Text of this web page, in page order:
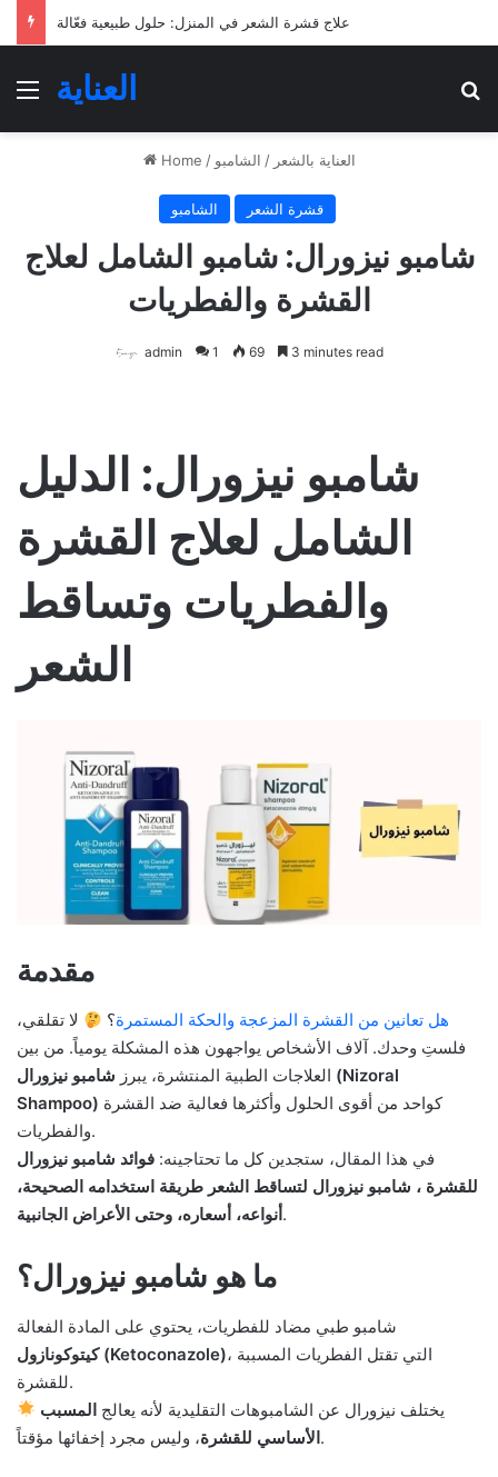
علاج قشرة الشعر في المنزل: حلول طبيعية فعّالة
Menuالعناية
Home / العناية بالشعر / الشامبو
الشامبو قشرة الشعر
شامبو نيزورال: شامبو الشامل لعلاج
القشرة والفطريات
admin 1 69 3 minutes read
شامبو نيزورال: الدليل
الشامل لعلاج القشرة
والفطريات وتساقط
الشعر
مقدمة
هل تعانين من القشرة المزعجة والحكة المستمرة؟
لا تقلقي،
فلستِ وحدك. آلاف الأشخاص يواجهون هذه المشكلة يومياً. من بين
العلاجات الطبية المنتشرة، يبرز شامبو نيزورال (Nizoral
Shampoo)
والفطريات.
في هذا المقال، ستجدين كل ما تحتاجينه: فوائد شامبو نيزورال
للقشرة ، شامبو نيزورال لتساقط الشعر طريقة استخدامه الصحيحة،
أنواعه، أسعاره، وحتى الأعراض الجانبية.
ما هو شامبو نيزورال؟
شامبو طبي مضاد للفطريات، يحتوي على المادة الفعالة
كيتوكونازول (Ketoconazole)، التي تقتل الفطريات المسببة
للقشرة.
يختلف نيزورال عن الشامبوهات التقليدية لأنه يعالج المسبب
الأساسي للقشرة، وليس مجرد إخفائها مؤقتاً.